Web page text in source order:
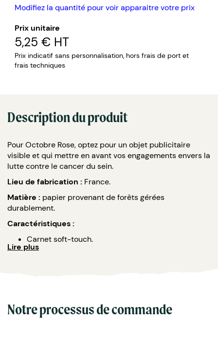
Modifiez la quantité pour voir apparaitre votre prix
Prix unitaire
5,25 € HT
Prix indicatif sans personnalisation, hors frais de port et
frais techniques
Description du produit
Pour Octobre Rose, optez pour un objet publicitaire
visible et qui mettre en avant vos engagements envers la
lutte contre le cancer du sein.
Lieu de fabrication : France.
Matière : papier provenant de forêts gérées
durablement.
Caractéristiques :
Carnet soft-touch.
Intérieur en noir.
Grammage : 300 gr, dont 80 gr pour les pages,
provenant de forêts gérées durablement.
Lire plus
Notre processus de commande